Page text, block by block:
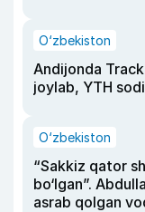
O‘zbekiston
Andijonda
joylab, YTH
O‘zbekiston
“Sakkiz qator
bo‘lgan”.
asrab qolgan